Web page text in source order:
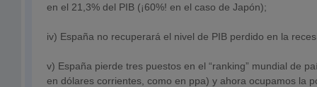
en el 21,3% del PIB (¡60%! en el caso de Japón);
iv) España no recuperará el nivel de PIB perdido en la
v) España pierde tres puestos en el “ranking” mundial de
en dólares corrientes, como en ppa) y ahora ocupamos la